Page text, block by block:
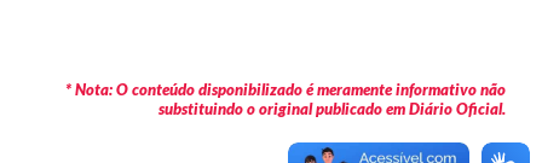
* Nota: O conteúdo disponibilizado é meramente informativo não
substituindo o original publicado em Diário Oficial.